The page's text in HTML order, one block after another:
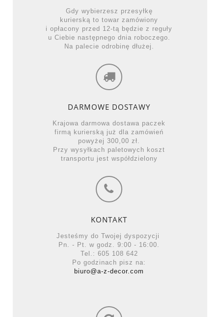
Gdy wybierzesz przesyłkę
kurierską to towar zamówiony
i opłacony przed 12-tą będzie z reguły
u Ciebie następnego dnia roboczego.
Na palecie odrobinę dłużej.
DARMOWE DOSTAWY
Krajowa darmowa dostawa paczek
firmą kurierską już dla zamówień
powyżej 300,00 zł.
Przy wysyłkach paletowych koszt
transportu jest współdzielony
KONTAKT
Jesteśmy do Twojej dyspozycji
Pn. - Pt. w godz. 9:00 - 16:00.
Tel.: 605 108 642
Po godzinach pisz na:
biuro@a-z-decor.com